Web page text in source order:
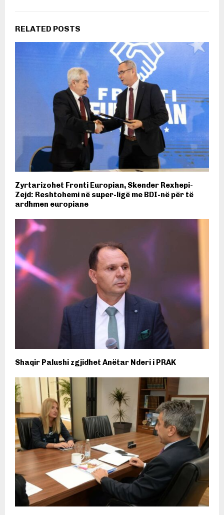
RELATED POSTS
Zyrtarizohet Fronti Europian, Skender Rexhepi-
Zejd: Reshtohemi në super-ligë me BDI-në për të
ardhmen europiane
Shaqir Palushi zgjidhet Anëtar Nderi i PRAK